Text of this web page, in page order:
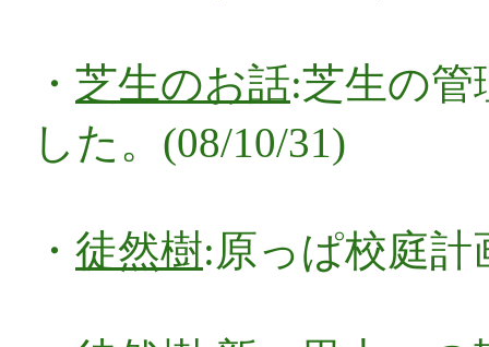
・ 芝生のお話:芝生の
した。(08/10/31)
・ 徒然樹:原っぱ校庭